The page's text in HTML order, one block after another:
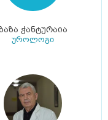
ჭანტურაია
უროლოგი